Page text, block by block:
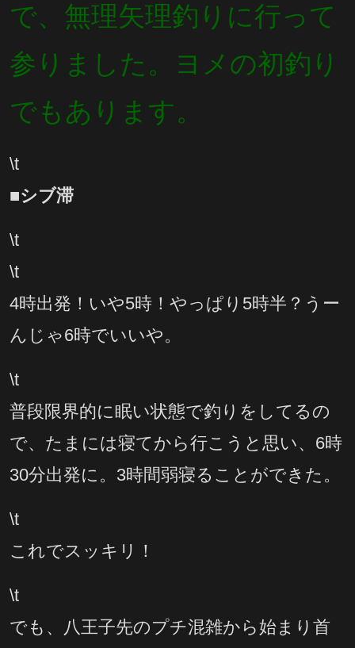
で、無理矢理釣りに行って
参りました。ヨメの初釣り
でもあります。
\t
■シブ滞
\t
\t
4時出発！いや5時！やっぱり5時半？うー
んじゃ6時でいいや。
\t
普段限界的に眠い状態で釣りをしてるの
で、たまには寝てから行こうと思い、6時
30分出発に。3時間弱寝ることができた。
\t
これでスッキリ！
\t
でも、八王子先のプチ混雑から始まり首